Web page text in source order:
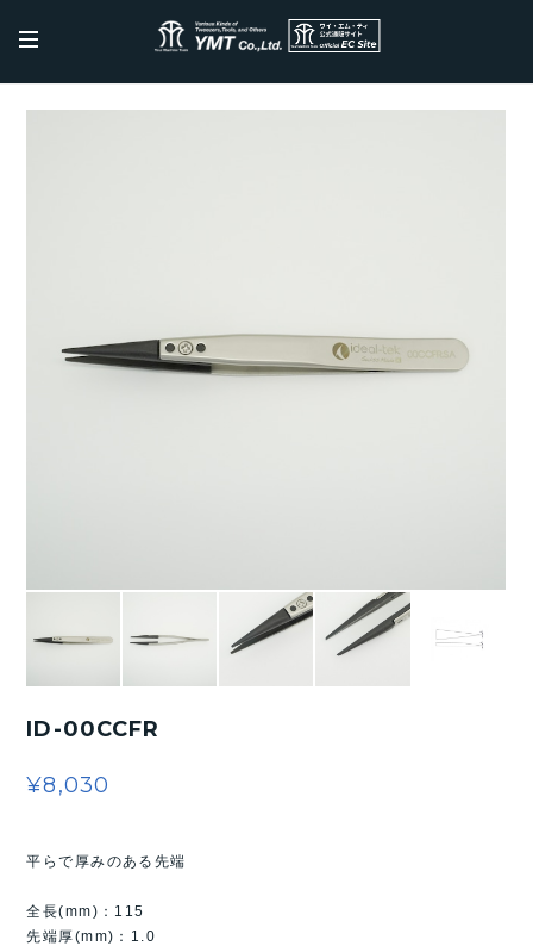
ID-00CCFR
¥8,030
平らで厚みのある先端
全長(mm)：115
先端厚(mm)：1.0